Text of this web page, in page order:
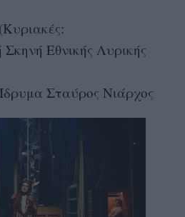
Εθνικής Λυρικής
Σταύρος Νιάρχος